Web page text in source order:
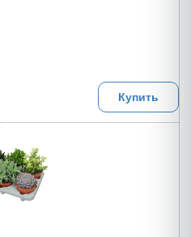
Купить